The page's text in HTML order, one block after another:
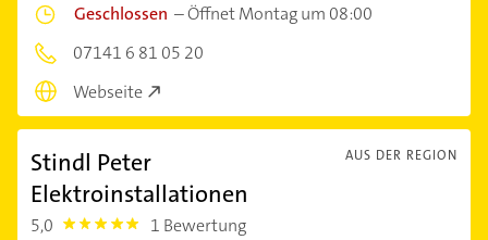
Geschlossen –Öffnet Montag um 08:00
07141 6 81 05 20
Webseite
AUS DER REGION
Stindl Peter
Elektroinstallationen
5,0 5.0 1 Bewertung